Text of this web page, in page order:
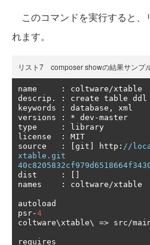
このコマンドを実行すると、
れます。
リスト7 composer showの結果サンプ
name : coltware/xtable
descrip . : create table ddl
keywords
: database ,
xml
versions
: * dev -master
type
:
library
license
:
MIT
source
: git http : //
xtable.git
dist
:
names
: coltware/xtable
autoload
psr-4
coltware\xtable\ => src/
requires